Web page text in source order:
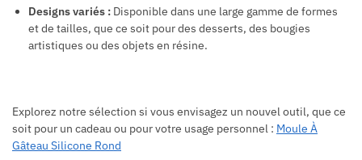
Designs variés : Disponible dans une large gamme de formes
et de tailles, que ce soit pour des desserts, des bougies
artistiques ou des objets en résine.
Explorez notre sélection si vous envisagez un nouvel outil, que ce
soit pour un cadeau ou pour votre usage personnel : Moule À
Gâteau Silicone Rond